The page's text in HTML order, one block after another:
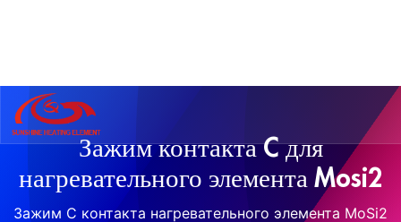
Зажим контакта C для
нагревательного элемента Mosi2
Зажим C контакта нагревательного элемента MoSi2